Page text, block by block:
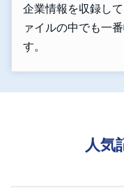
企業情報を収録し
ァイルの中でも一
す。
人気